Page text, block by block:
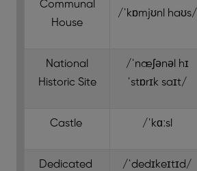
Communal
House
/ˈkɒmjʊnl haʊs/
National
Historic Site
/ˈnæʃənəl hɪ
ˈstɒrɪk saɪt/
Castle /ˈkɑːsl
Dedicated /ˈdedɪkeɪtɪd/